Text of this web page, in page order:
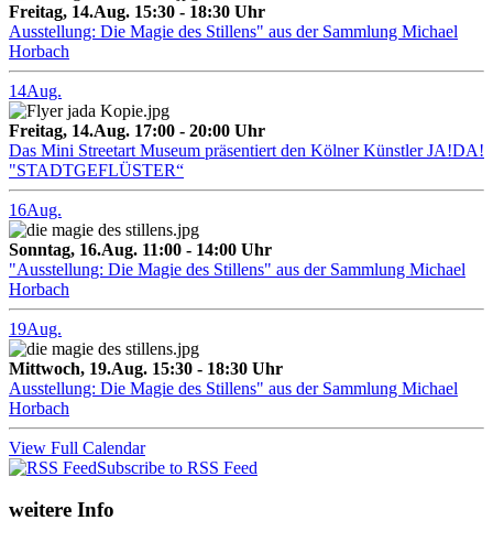
Freitag, 14.Aug. 15:30 - 18:30 Uhr
Ausstellung: Die Magie des Stillens" aus der Sammlung Michael
Horbach
14Aug.
Freitag, 14.Aug. 17:00 - 20:00 Uhr
Das Mini Streetart Museum präsentiert den Kölner Künstler JA!DA!
"STADTGEFLÜSTER“
16Aug.
Sonntag, 16.Aug. 11:00 - 14:00 Uhr
"Ausstellung: Die Magie des Stillens" aus der Sammlung Michael
Horbach
19Aug.
Mittwoch, 19.Aug. 15:30 - 18:30 Uhr
Ausstellung: Die Magie des Stillens" aus der Sammlung Michael
Horbach
View Full Calendar
Subscribe to RSS Feed
weitere Info